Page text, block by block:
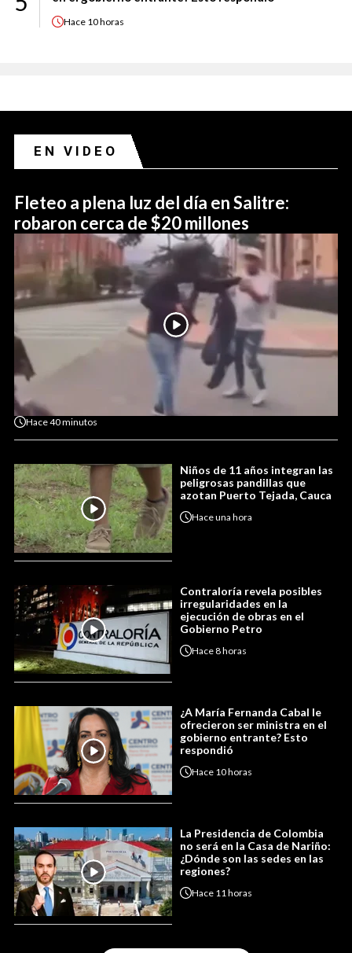
Hace 10 horas
EN VIDEO
Fleteo a plena luz del día en Salitre:
robaron cerca de $20 millones
Hace40 minutos
Niños de 11 años integran las
peligrosas pandillas que
azotan Puerto Tejada, Cauca
Haceuna hora
Contraloría revela posibles
irregularidades en la
ejecución de obras en el
Gobierno Petro
Hace8 horas
¿A María Fernanda Cabal le
ofrecieron ser ministra en el
gobierno entrante? Esto
respondió
Hace 10 horas
La Presidencia de Colombia
no será en la Casa de Nariño:
¿Dónde son las sedes en las
regiones?
Hace 11 horas